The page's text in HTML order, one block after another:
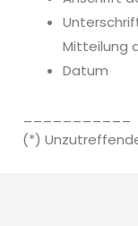
Mitteilung
Datum
(*)